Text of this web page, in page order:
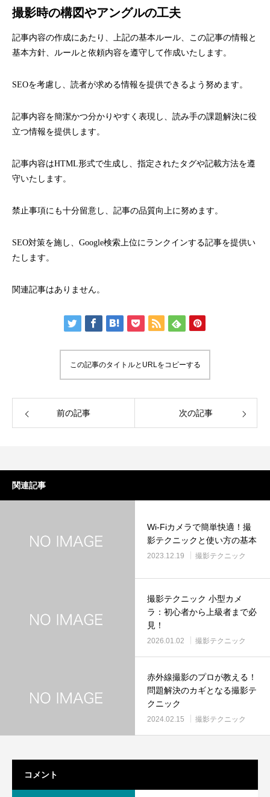
撮影時の構図やアングルの工夫
記事内容の作成にあたり、上記の基本ルール、この記事の情報と
基本方針、ルールと依頼内容を遵守して作成いたします。
SEOを考慮し、読者が求める情報を提供できるよう努めます。
記事内容を簡潔かつ分かりやすく表現し、読み手の課題解決に役
立つ情報を提供します。
記事内容はHTML形式で生成し、指定されたタグや記載方法を遵
守いたします。
禁止事項にも十分留意し、記事の品質向上に努めます。
SEO対策を施し、Google検索上位にランクインする記事を提供い
たします。
関連記事はありません。
この記事のタイトルとURLをコピーする
前の記事 次の記事
関連記事
Wi-Fiカメラで簡単快適！撮
影テクニックと使い方の基本
2023.12.19 撮影テクニック
撮影テクニック 小型カメ
ラ：初心者から上級者まで必
見！
2026.01.02 撮影テクニック
赤外線撮影のプロが教える！
問題解決のカギとなる撮影テ
クニック
2024.02.15 撮影テクニック
コメント